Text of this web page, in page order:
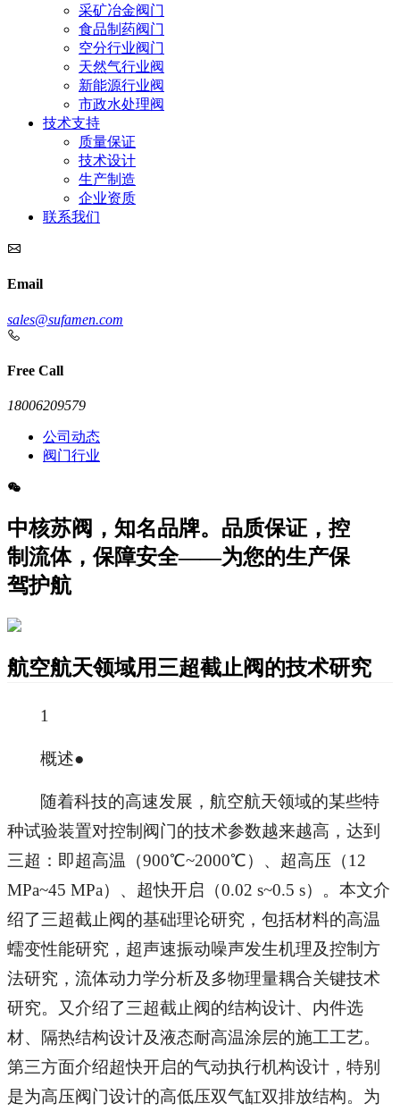
采矿冶金阀门
食品制药阀门
空分行业阀门
天然气行业阀
新能源行业阀
市政水处理阀
技术支持
质量保证
技术设计
生产制造
企业资质
联系我们
Email
sales@sufamen.com
Free Call
18006209579
公司动态
阀门行业
中核苏阀，知名品牌。品质保证，控
制流体，保障安全——为您的生产保
驾护航
航空航天领域用三超截止阀的技术研究
1
概述●
随着科技的高速发展，航空航天领域的某些特
种试验装置对控制阀门的技术参数越来越高，达到
三超：即超高温（900℃~2000℃）、超高压（12
MPa~45 MPa）、超快开启（0.02 s~0.5 s）。本文介
绍了三超截止阀的基础理论研究，包括材料的高温
蠕变性能研究，超声速振动噪声发生机理及控制方
法研究，流体动力学分析及多物理量耦合关键技术
研究。又介绍了三超截止阀的结构设计、内件选
材、隔热结构设计及液态耐高温涂层的施工工艺。
第三方面介绍超快开启的气动执行机构设计，特别
是为高压阀门设计的高低压双气缸双排放结构。为